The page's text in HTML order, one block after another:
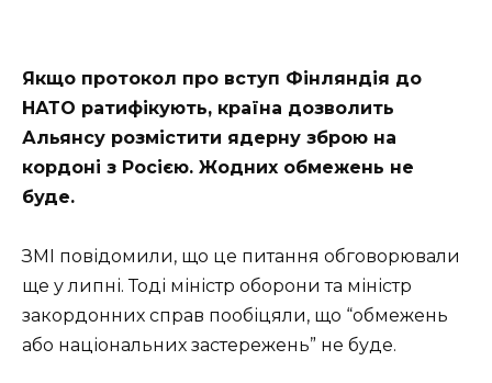
Якщо протокол про вступ Фінляндія до
НАТО ратифікують, країна дозволить
Альянсу розмістити ядерну зброю на
кордоні з Росією. Жодних обмежень не
буде.
ЗМІ повідомили, що це питання обговорювали
ще у липні. Тоді міністр оборони та міністр
закордонних справ пообіцяли, що “обмежень
або національних застережень” не буде.